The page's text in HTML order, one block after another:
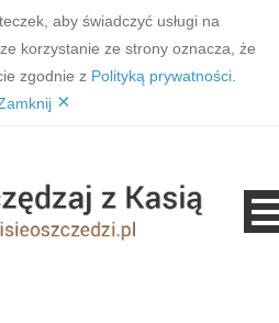
aby świadczyć usługi na
korzystanie ze strony oznacza, że
zgodnie z Polityką prywatności.
×